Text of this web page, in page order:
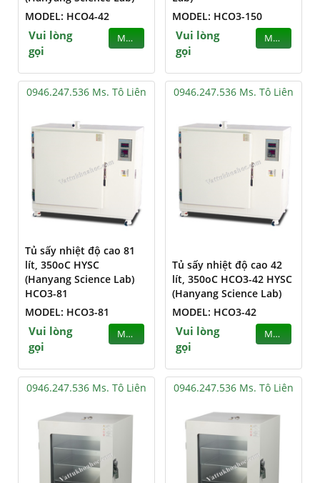
MODEL: HCO4-42
Vui lòng
gọi
MUA
MODEL: HCO3-150
Vui lòng
gọi
MUA
0946.247.536 Ms. Tô Liên
Tủ sấy nhiệt độ cao 81
lít, 350oC HYSC
(Hanyang Science Lab)
HCO3-81
MODEL: HCO3-81
Vui lòng
gọi
MUA
0946.247.536 Ms. Tô Liên
Tủ sấy nhiệt độ cao 42
lít, 350oC HCO3-42 HYSC
(Hanyang Science Lab)
MODEL: HCO3-42
Vui lòng
gọi
MUA
0946.247.536 Ms. Tô Liên 0946.247.536 Ms. Tô Liên